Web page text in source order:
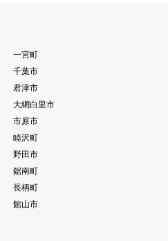
一宮町
千葉市
君津市
大網白里市
市原市
睦沢町
野田市
鋸南町
長柄町
館山市